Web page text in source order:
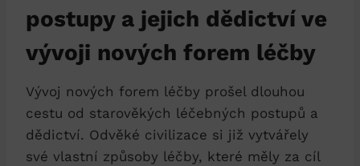
postupy a jejich dědictví ve
vývoji nových forem léčby
Vývoj nových forem léčby prošel dlouhou
cestu od starověkých léčebných postupů a
dědictví. Odvěké civilizace si již vytvářely
své vlastní způsoby léčby, které měly za cíl